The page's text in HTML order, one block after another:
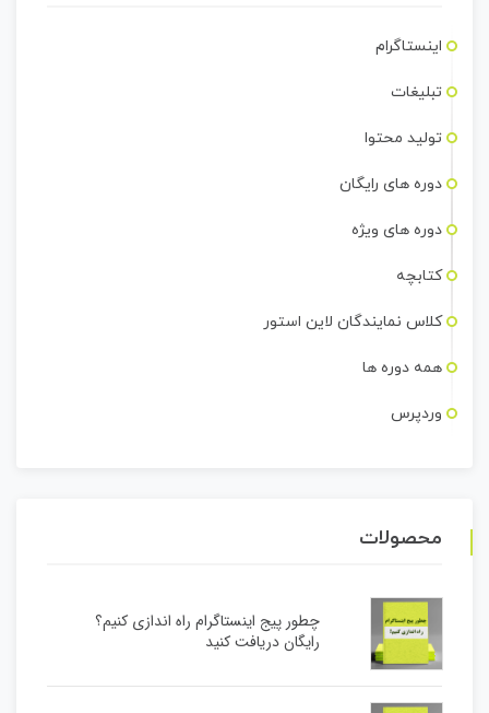
اینستاگرام
تبلیغات
تولید محتوا
دوره های رایگان
دوره های ویژه
کتابچه
کلاس نمایندگان لاین استور
همه دوره ها
وردپرس
محصولات
چطور پیج اینستاگرام راه اندازی کنیم؟
رایگان دریافت کنید